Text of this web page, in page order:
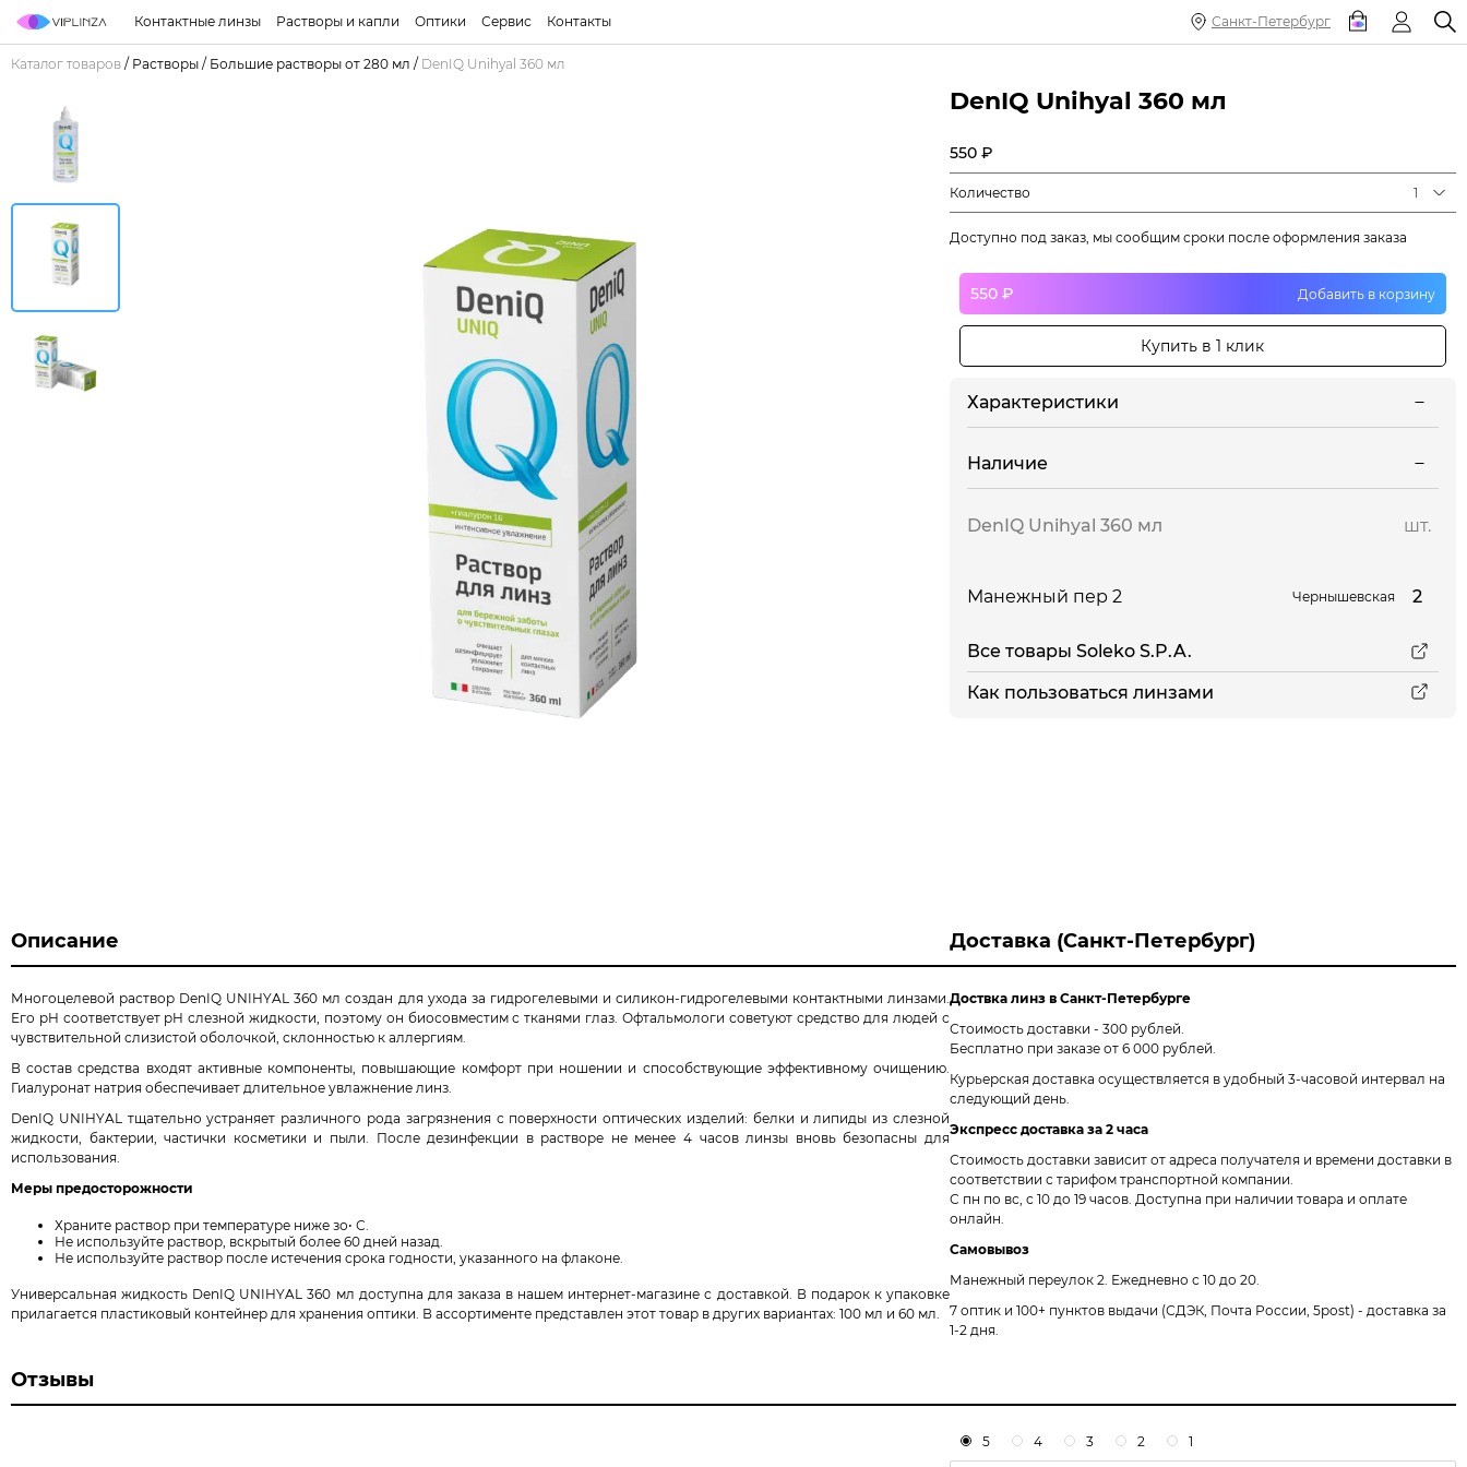
Контактные линзы Растворы и капли Оптики Сервис Контакты Санкт-Петербург
Каталог товаров / Растворы / Большие растворы от 280 мл / DenIQ Unihyal 360 мл
DenIQ Unihyal 360 мл
550 ₽
Количество 1
Доступно под заказ, мы сообщим сроки после оформления заказа
550 ₽ Добавить в корзину
Купить в 1 клик
Характеристики
Наличие
DenIQ Unihyal 360 мл шт.
Манежный пер 2 Чернышевская 2
Все товары Soleko S.P.A.
Как пользоваться линзами
Описание
Многоцелевой раствор DenIQ UNIHYAL 360 мл создан для ухода за гидрогелевыми и силикон-гидрогелевыми контактными линзами.
Его pH соответствует pH слезной жидкости, поэтому он биосовместим с тканями глаз. Офтальмологи советуют средство для людей с
чувствительной слизистой оболочкой, склонностью к аллергиям.
В состав средства входят активные компоненты, повышающие комфорт при ношении и способствующие эффективному очищению.
Гиалуронат натрия обеспечивает длительное увлажнение линз.
DenIQ UNIHYAL тщательно устраняет различного рода загрязнения с поверхности оптических изделий: белки и липиды из слезной
жидкости, бактерии, частички косметики и пыли. После дезинфекции в растворе не менее 4 часов линзы вновь безопасны для
использования.
Меры предосторожности
Храните раствор при температуре ниже зо• С.
Не используйте раствор, вскрытый более 60 дней назад.
Не используйте раствор после истечения срока годности, указанного на флаконе.
Универсальная жидкость DenIQ UNIHYAL 360 мл доступна для заказа в нашем интернет-магазине с доставкой. В подарок к упаковке
прилагается пластиковый контейнер для хранения оптики. В ассортименте представлен этот товар в других вариантах: 100 мл и 60 мл.
Доставка (Санкт-Петербург)
Доствка линз в Санкт-Петербурге
Стоимость доставки - 300 рублей.
Бесплатно при заказе от 6 000 рублей.
Курьерская доставка осуществляется в удобный 3-часовой интервал на
следующий день.
Экспресс доставка за 2 часа
Стоимость доставки зависит от адреса получателя и времени доставки в
соответствии с тарифом транспортной компании.
С пн по вс, с 10 до 19 часов. Доступна при наличии товара и оплате
онлайн.
Самовывоз
Манежный переулок 2. Ежедневно с 10 до 20.
7 оптик и 100+ пунктов выдачи (СДЭК, Почта России, 5post) - доставка за
1-2 дня.
Отзывы
5 4 3 2 1